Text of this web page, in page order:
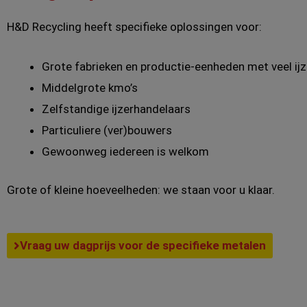
H&D Recycling heeft specifieke oplossingen voor:
Grote fabrieken en productie-eenheden met veel
Middelgrote kmo’s
Zelfstandige ijzerhandelaars
Particuliere (ver)bouwers
Gewoonweg iedereen is welkom
Grote of kleine hoeveelheden: we staan voor u klaar.
Vraag uw dagprijs voor de specifieke metalen